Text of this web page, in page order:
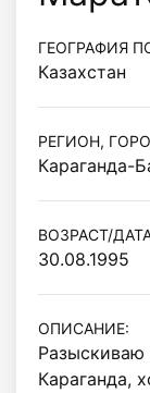
ГЕОГРАФИЯ
Казахстан
РЕГИОН,
Караганда-
ВОЗРАСТ/
30.08.1995
ОПИСАНИЕ:
Разыскиваю
Караганда,